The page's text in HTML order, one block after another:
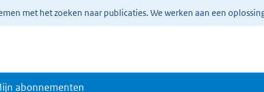
met het zoeken naar publicaties. We werken aan een
abonnementen